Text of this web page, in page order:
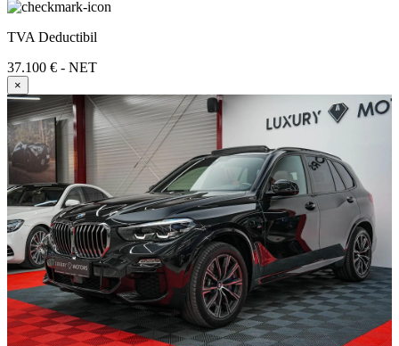
TVA Deductibil
37.100 € - NET
×